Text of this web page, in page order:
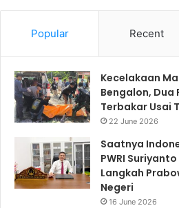
Popular Recent
Kecelakaan
Bengalon, Dua
Terbakar Usai
22 June 2026
Saatnya
PWRI
Langkah
Negeri
16 June 2026